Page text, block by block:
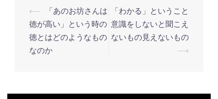
投
稿
ナ
⟵
「あのお坊さんは
徳が高い」という時の
徳とはどのようなもの
なのか
「わかる」ということ
意識をしないと聞こえ
ないもの見えないもの
⟶